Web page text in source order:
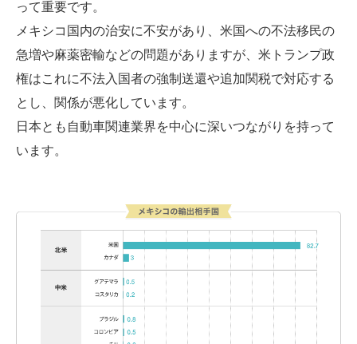
って重要です。
メキシコ国内の治安に不安があり、米国への不法移民の
急増や麻薬密輸などの問題がありますが、米トランプ政
権はこれに不法入国者の強制送還や追加関税で対応する
とし、関係が悪化しています。
日本とも自動車関連業界を中心に深いつながりを持って
います。